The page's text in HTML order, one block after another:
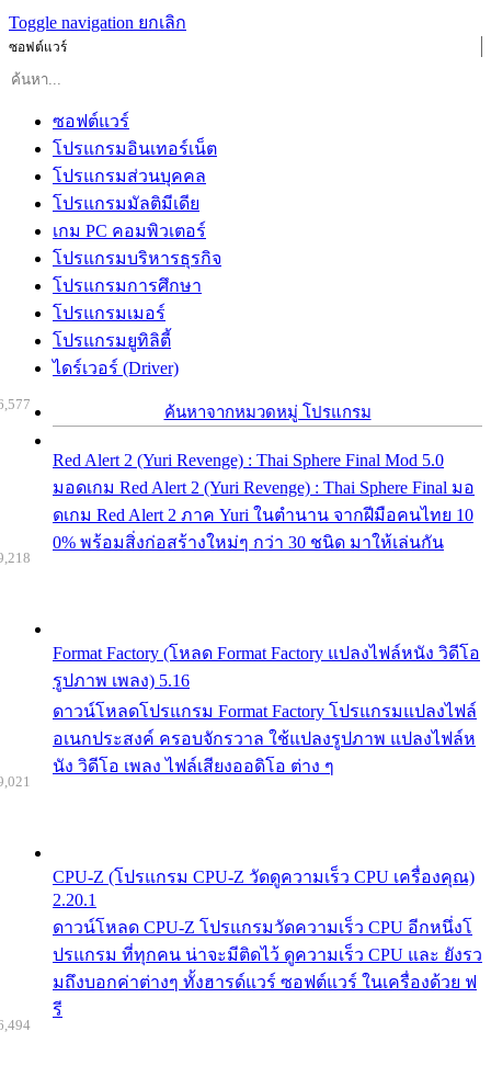
Toggle navigation ยกเลิก
ซอฟต์แวร์
ซอฟต์แวร์
โปรแกรมอินเทอร์เน็ต
โปรแกรมส่วนบุคคล
โปรแกรมมัลติมีเดีย
เกม PC คอมพิวเตอร์
โปรแกรมบริหารธุรกิจ
โปรแกรมการศึกษา
โปรแกรมเมอร์
โปรแกรมยูทิลิตี้
ไดร์เวอร์ (Driver)
ค้นหาจากหมวดหมู่ โปรแกรม
Red Alert 2 (Yuri Revenge) : Thai Sphere Final Mod 5.0
มอดเกม Red Alert 2 (Yuri Revenge) : Thai Sphere Final มอ
ดเกม Red Alert 2 ภาค Yuri ในตำนาน จากฝีมือคนไทย 10
0% พร้อมสิ่งก่อสร้างใหม่ๆ กว่า 30 ชนิด มาให้เล่นกัน
Format Factory (โหลด Format Factory แปลงไฟล์หนัง วิดีโอ
รูปภาพ เพลง) 5.16
ดาวน์โหลดโปรแกรม Format Factory โปรแกรมแปลงไฟล์
อเนกประสงค์ ครอบจักรวาล ใช้แปลงรูปภาพ แปลงไฟล์ห
นัง วิดีโอ เพลง ไฟล์เสียงออดิโอ ต่าง ๆ
CPU-Z (โปรแกรม CPU-Z วัดดูความเร็ว CPU เครื่องคุณ)
2.20.1
ดาวน์โหลด CPU-Z โปรแกรมวัดความเร็ว CPU อีกหนึ่งโ
ปรแกรม ที่ทุกคน น่าจะมีติดไว้ ดูความเร็ว CPU และ ยังรว
มถึงบอกค่าต่างๆ ทั้งฮารด์แวร์ ซอฟต์แวร์ ในเครื่องด้วย ฟ
รี